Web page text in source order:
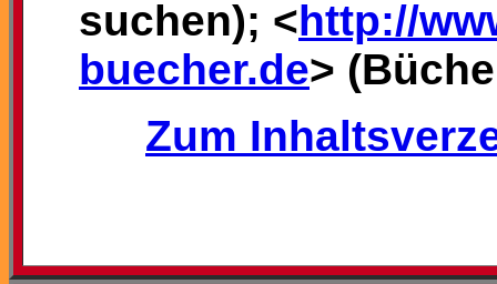
suchen); <http://
buecher.de>
Zum